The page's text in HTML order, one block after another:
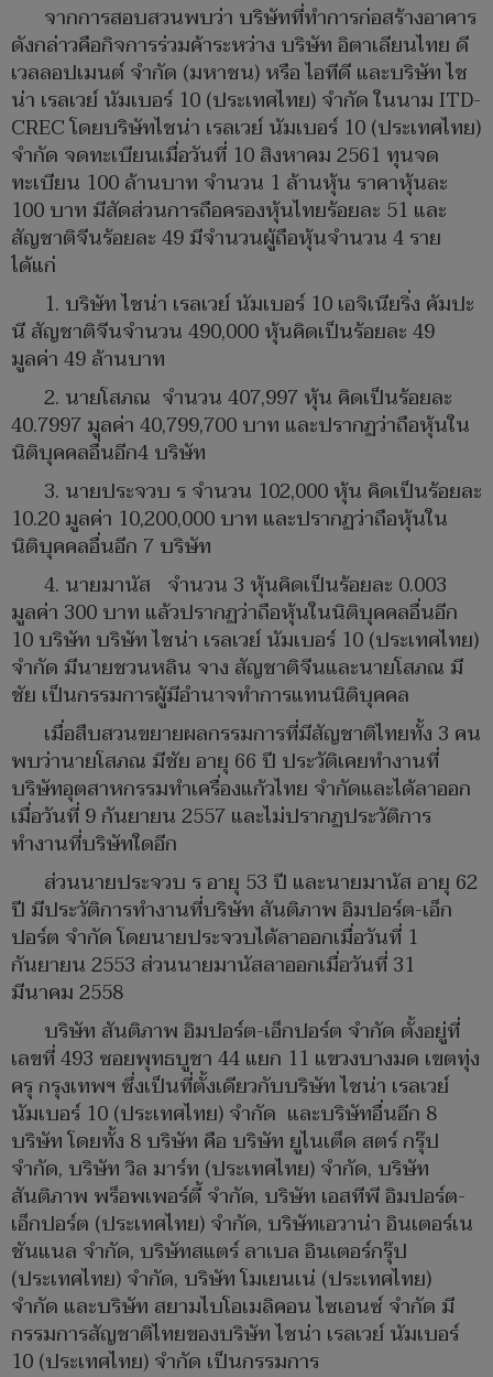
จากการสอบสวนพบว่า บริษัทที่ทำการก่อสร้างอาคาร
ดังกล่าวคือกิจการร่วมค้าระหว่าง บริษัท อิตาเลียนไทย ดี
เวลลอปเมนต์ จำกัด (มหาชน) หรือ ไอทีดี และบริษัท ไช
น่า เรลเวย์ นัมเบอร์ 10 (ประเทศไทย) จำกัด ในนาม ITD-
CREC โดยบริษัทไชน่า เรลเวย์ นัมเบอร์ 10 (ประเทศไทย)
จำกัด จดทะเบียนเมื่อวันที่ 10 สิงหาคม 2561 ทุนจด
ทะเบียน 100 ล้านบาท จำนวน 1 ล้านหุ้น ราคาหุ้นละ
100 บาท มีสัดส่วนการถือครองหุ้นไทยร้อยละ 51 และ
สัญชาติจีนร้อยละ 49 มีจำนวนผู้ถือหุ้นจำนวน 4 ราย
ได้แก่
1. บริษัท ไชน่า เรลเวย์ นัมเบอร์ 10 เอจิเนียริ่ง คัมปะ
นี สัญชาติจีนจำนวน 490,000 หุ้นคิดเป็นร้อยละ 49
มูลค่า 49 ล้านบาท
2. นายโสภณ จำนวน 407,997 หุ้น คิดเป็นร้อยละ
40.7997 มูลค่า 40,799,700 บาท และปรากฏว่าถือหุ้นใน
นิติบุคคลอื่นอีก4 บริษัท
3. นายประจวบ ร จำนวน 102,000 หุ้น คิดเป็นร้อยละ
10.20 มูลค่า 10,200,000 บาท และปรากฏว่าถือหุ้นใน
นิติบุคคลอื่นอีก 7 บริษัท
4. นายมานัส จำนวน 3 หุ้นคิดเป็นร้อยละ 0.003
มูลค่า 300 บาท แล้วปรากฏว่าถือหุ้นในนิติบุคคลอื่นอีก
10 บริษัท บริษัท ไชน่า เรลเวย์ นัมเบอร์ 10 (ประเทศไทย)
จำกัด มีนายชวนหลิน จาง สัญชาติจีนและนายโสภณ มี
ชัย เป็นกรรมการผู้มีอำนาจทำการแทนนิติบุคคล
เมื่อสืบสวนขยายผลกรรมการที่มีสัญชาติไทยทั้ง 3 คน
พบว่านายโสภณ มีชัย อายุ 66 ปี ประวัติเคยทำงานที่
บริษัทอุตสาหกรรมทำเครื่องแก้วไทย จำกัดและได้ลาออก
เมื่อวันที่ 9 กันยายน 2557 และไม่ปรากฏประวัติการ
ทำงานที่บริษัทใดอีก
ส่วนนายประจวบ ร อายุ 53 ปี และนายมานัส อายุ 62
ปี มีประวัติการทำงานที่บริษัท สันติภาพ อิมปอร์ต-เอ็ก
ปอร์ต จำกัด โดยนายประจวบได้ลาออกเมื่อวันที่ 1
กันยายน 2553 ส่วนนายมานัสลาออกเมื่อวันที่ 31
มีนาคม 2558
บริษัท สันติภาพ อิมปอร์ต-เอ็กปอร์ต จำกัด ตั้งอยู่ที่
เลขที่ 493 ซอยพุทธบูชา 44 แยก 11 แขวงบางมด เขตทุ่ง
ครุ กรุงเทพฯ ซึ่งเป็นที่ตั้งเดียวกับบริษัท ไชน่า เรลเวย์
นัมเบอร์ 10 (ประเทศไทย) จำกัด และบริษัทอื่นอีก 8
บริษัท โดยทั้ง 8 บริษัท คือ บริษัท ยูไนเต็ด สตร์ กรุ๊ป
จำกัด, บริษัท วิล มาร์ท (ประเทศไทย) จำกัด, บริษัท
สันติภาพ พร็อพเพอร์ตี้ จำกัด, บริษัท เอสทีพี อิมปอร์ต-
เอ็กปอร์ต (ประเทศไทย) จำกัด, บริษัทเอวาน่า อินเตอร์เน
ชันแนล จำกัด, บริษัทสแตร์ ลาเบล อินเตอร์กรุ๊ป
(ประเทศไทย) จำกัด, บริษัท โมเยนเน่ (ประเทศไทย)
จำกัด และบริษัท สยามไบโอเมลิคอน ไซเอนซ์ จำกัด มี
กรรมการสัญชาติไทยของบริษัท ไชน่า เรลเวย์ นัมเบอร์
10 (ประเทศไทย) จำกัด เป็นกรรมการ